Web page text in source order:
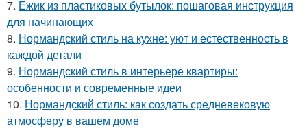
7. Ежик из пластиковых бутылок: пошаговая инструкция
для начинающих
8. Нормандский стиль на кухне: уют и естественность в
каждой детали
9. Нормандский стиль в интерьере квартиры:
особенности и современные идеи
10. Нормандский стиль: как создать средневековую
атмосферу в вашем доме